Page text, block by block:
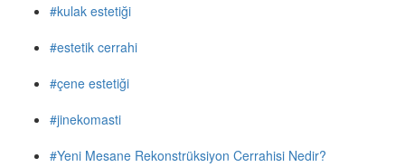
#kulak estetiği
#estetik cerrahi
#çene estetiği
#jinekomasti
#Yeni Mesane Rekonstrüksiyon Cerrahisi Nedir?